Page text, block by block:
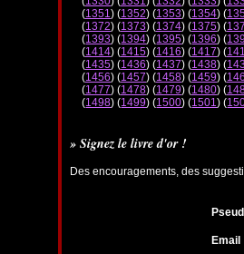
(1351) (1352) (1353) (1354) (
(1372) (1373) (1374) (1375) (
(1393) (1394) (1395) (1396) (
(1414) (1415) (1416) (1417) (
(1435) (1436) (1437) (1438) (
(1456) (1457) (1458) (1459) (
(1477) (1478) (1479) (1480) (
(1498) (1499) (1500) (1501) (
» Signez le livre d'or !
Des encouragements, des
Email